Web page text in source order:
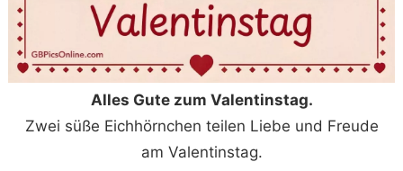
Alles Gute zum Valentinstag.
Zwei süße Eichhörnchen teilen Liebe und Freude
am Valentinstag.